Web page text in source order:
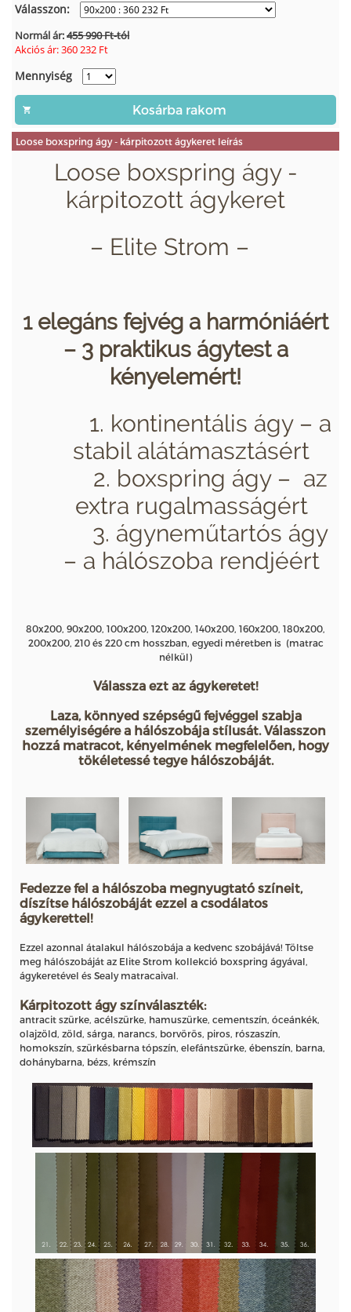
Válasszon:
Normál ár:455 990 Ft-tól
Akciós ár:360 232 Ft
Mennyiség
Loose boxspring ágy - kárpitozott ágykeret leírás
Loose boxspring ágy -
kárpitozott ágykeret
– Elite Strom –
1 elegáns fejvég a harmóniáért
– 3 praktikus ágytest a
kényelemért!
1. kontinentális ágy – a
stabil alátámasztásért
2. boxspring ágy – az
extra rugalmasságért
3. ágyneműtartós ágy
– a hálószoba rendjéért
80x200, 90x200, 100x200, 120x200, 140x200, 160x200, 180x200,
200x200, 210 és 220 cm hosszban, egyedi méretben is (matrac
nélkül)
Válassza ezt az ágykeretet!
Laza, könnyed szépségű fejvéggel szabja
személyiségére a hálószobája stílusát. Válasszon
hozzá matracot, kényelmének megfelelően, hogy
tökéletessé tegye hálószobáját.
Fedezze fel a hálószoba megnyugtató színeit,
díszítse hálószobáját ezzel a csodálatos
ágykerettel!
Ezzel azonnal átalakul hálószobája a kedvenc szobájává! Töltse
meg hálószobáját az Elite Strom kollekció boxspring ágyával,
ágykeretével és Sealy matracaival.
Kárpitozott ágy színválaszték:
antracit szürke, acélszürke, hamuszürke, cementszín, óceánkék,
olajzöld, zöld, sárga, narancs, borvörös, piros, rószaszín,
homokszín, szürkésbarna tópszín, elefántszürke, ébenszín, barna,
dohánybarna, bézs, krémszín